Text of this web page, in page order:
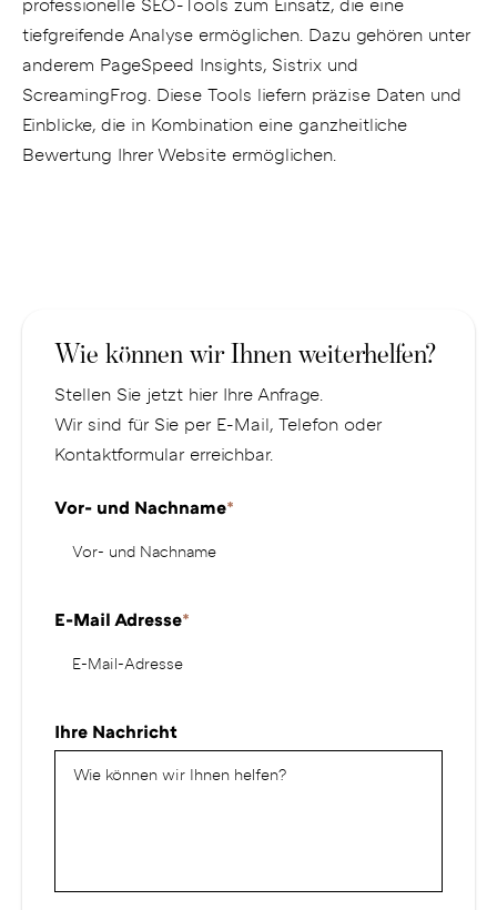
professionelle SEO-Tools zum Einsatz, die eine
tiefgreifende Analyse ermöglichen. Dazu gehören unter
anderem PageSpeed Insights, Sistrix und
ScreamingFrog. Diese Tools liefern präzise Daten und
Einblicke, die in Kombination eine ganzheitliche
Bewertung Ihrer Website ermöglichen.
Wie können wir Ihnen weiterhelfen?
Stellen Sie jetzt hier Ihre Anfrage.
Wir sind für Sie per E-Mail, Telefon oder
Kontaktformular erreichbar.
Vor- und Nachname*
E-Mail Adresse*
Ihre Nachricht